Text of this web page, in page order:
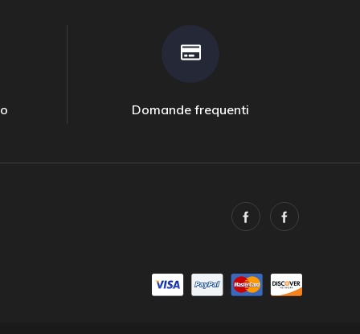
Domande frequenti